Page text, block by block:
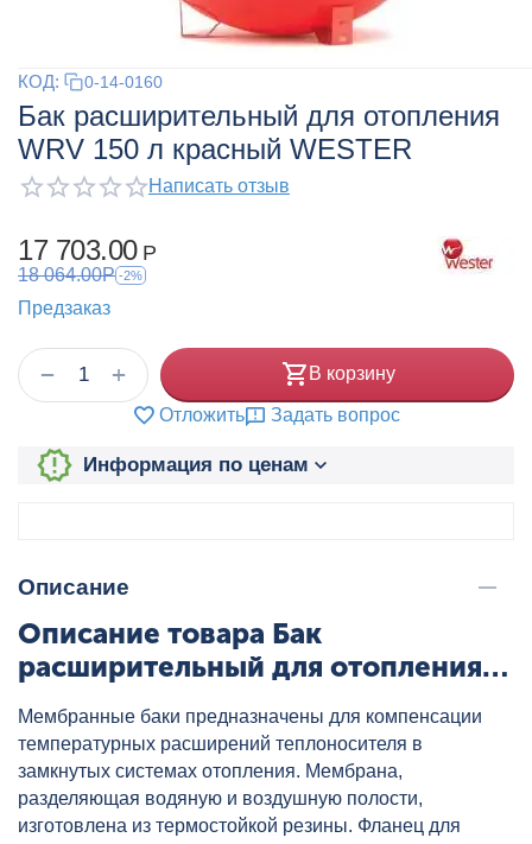
КОД: 0-14-0160
Бак расширительный для отопления
WRV 150 л красный WESTER
Написать отзыв
17 703.00 Р
18 064.00Р -2%
Предзаказ
+
− В корзину
Отложить Задать вопрос
Информация по ценам
Описание
Описание товара Бак
расширительный для отопления
артикул: 0-14-0160
Мембранные баки предназначены для компенсации
температурных расширений теплоносителя в
замкнутых системах отопления. Мембрана,
разделяющая водяную и воздушную полости,
изготовлена из термостойкой резины. Фланец для